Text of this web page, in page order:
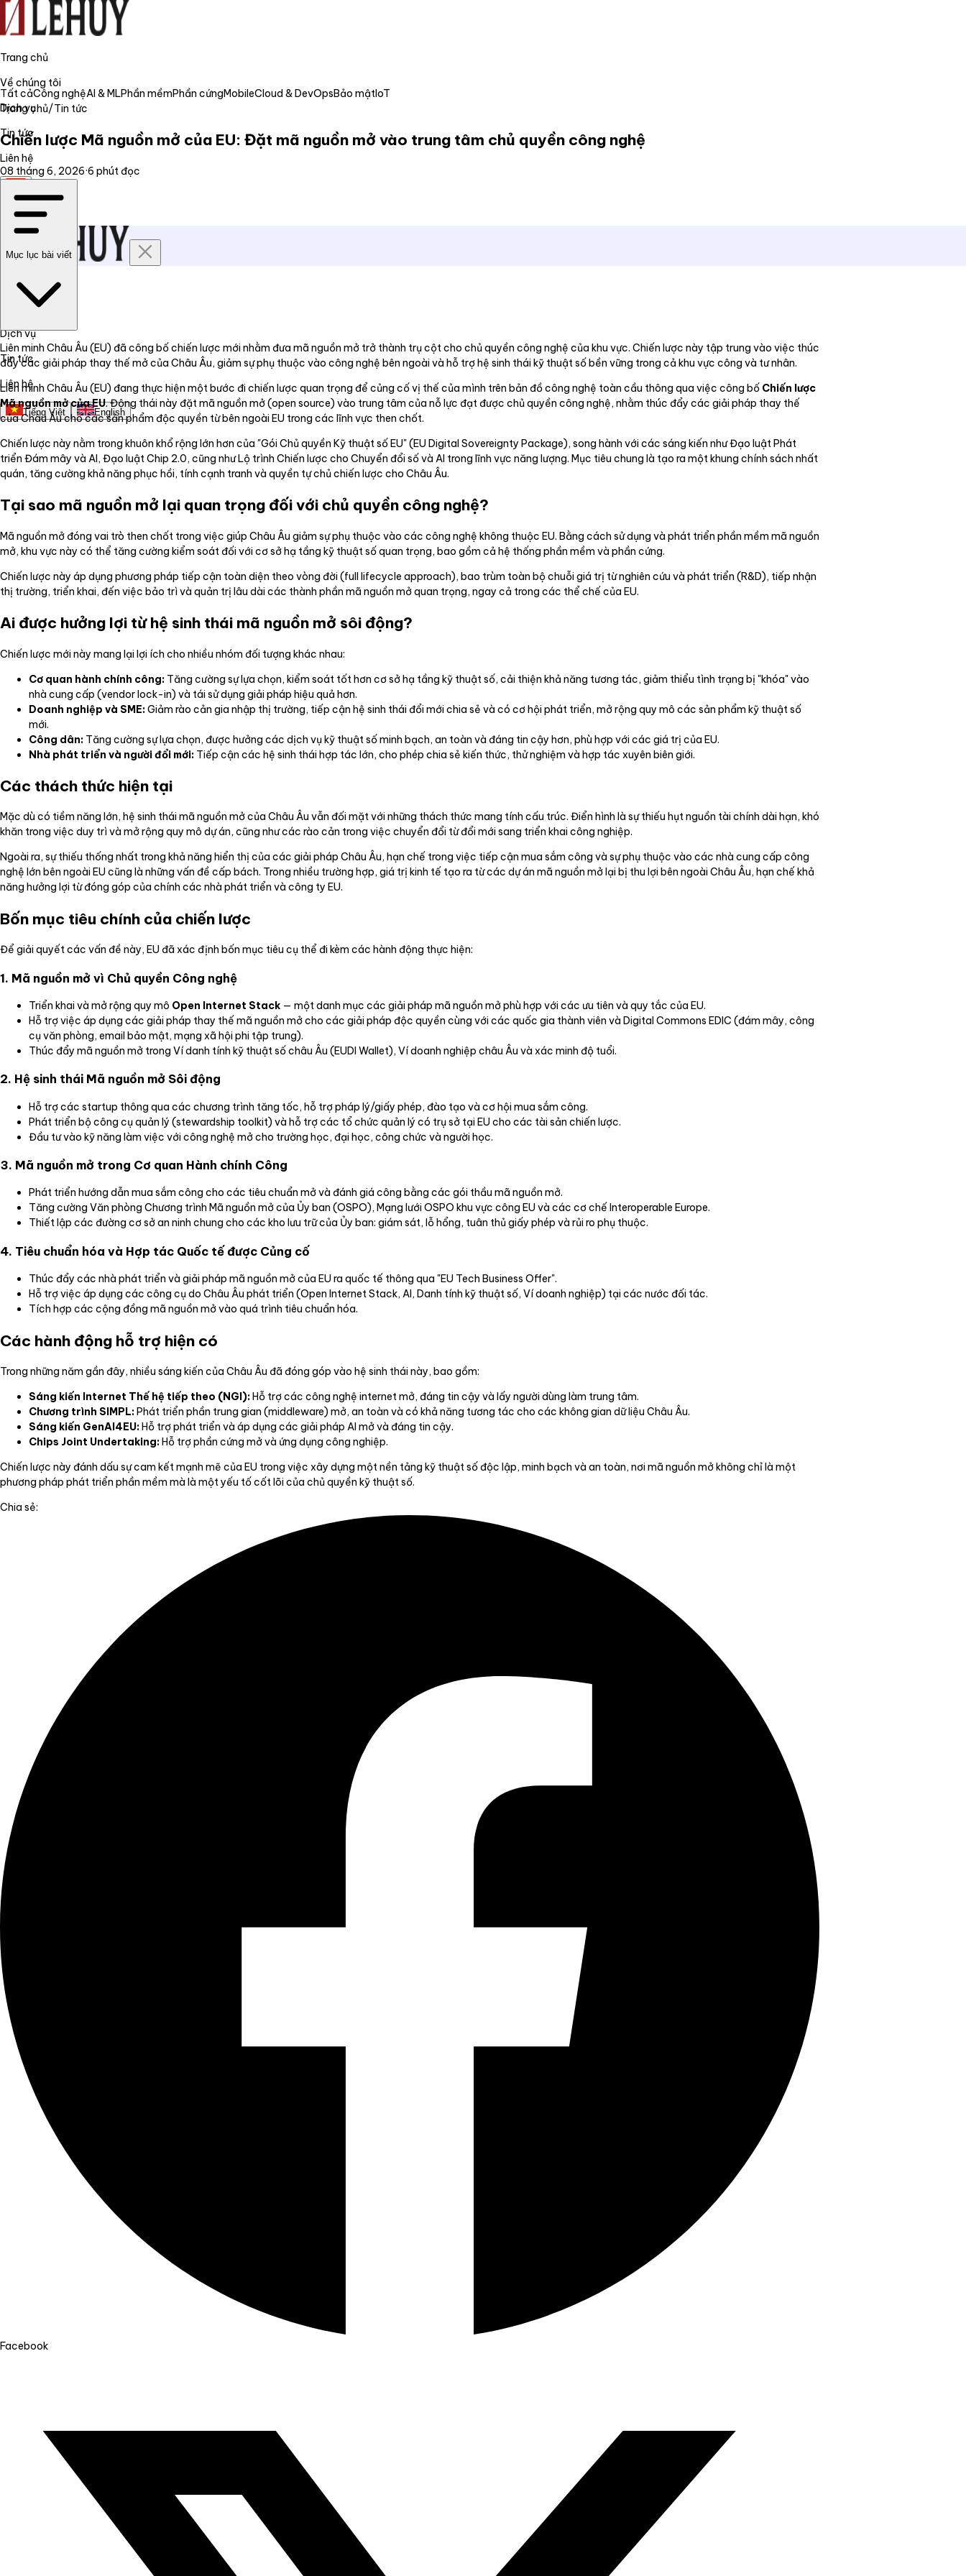
Trang chủ
Về chúng tôi
Dịch vụ
Tin tức
Liên hệ
Trang chủ
Về chúng tôi
Dịch vụ
Tin tức
Liên hệ
Tiếng Việt English
Tất cảCông nghệAI & MLPhần mềmPhần cứngMobileCloud & DevOpsBảo mậtIoT
Trang chủ/Tin tức
Chiến lược Mã nguồn mở của EU: Đặt mã nguồn mở vào trung tâm chủ quyền công nghệ
08 tháng 6, 2026·6 phút đọc
Mục lục bài viết
Liên minh Châu Âu (EU) đã công bố chiến lược mới nhằm đưa mã nguồn mở trở thành trụ cột cho chủ quyền công nghệ của khu vực. Chiến lược này tập trung vào việc thúc
đẩy các giải pháp thay thế mở của Châu Âu, giảm sự phụ thuộc vào công nghệ bên ngoài và hỗ trợ hệ sinh thái kỹ thuật số bền vững trong cả khu vực công và tư nhân.
Liên minh Châu Âu (EU) đang thực hiện một bước đi chiến lược quan trọng để củng cố vị thế của mình trên bản đồ công nghệ toàn cầu thông qua việc công bố Chiến lược
Mã nguồn mở của EU. Động thái này đặt mã nguồn mở (open source) vào trung tâm của nỗ lực đạt được chủ quyền công nghệ, nhằm thúc đẩy các giải pháp thay thế
của Châu Âu cho các sản phẩm độc quyền từ bên ngoài EU trong các lĩnh vực then chốt.
Chiến lược này nằm trong khuôn khổ rộng lớn hơn của "Gói Chủ quyền Kỹ thuật số EU" (EU Digital Sovereignty Package), song hành với các sáng kiến như Đạo luật Phát
triển Đám mây và AI, Đạo luật Chip 2.0, cũng như Lộ trình Chiến lược cho Chuyển đổi số và AI trong lĩnh vực năng lượng. Mục tiêu chung là tạo ra một khung chính sách nhất
quán, tăng cường khả năng phục hồi, tính cạnh tranh và quyền tự chủ chiến lược cho Châu Âu.
Tại sao mã nguồn mở lại quan trọng đối với chủ quyền công nghệ?
Mã nguồn mở đóng vai trò then chốt trong việc giúp Châu Âu giảm sự phụ thuộc vào các công nghệ không thuộc EU. Bằng cách sử dụng và phát triển phần mềm mã nguồn
mở, khu vực này có thể tăng cường kiểm soát đối với cơ sở hạ tầng kỹ thuật số quan trọng, bao gồm cả hệ thống phần mềm và phần cứng.
Chiến lược này áp dụng phương pháp tiếp cận toàn diện theo vòng đời (full lifecycle approach), bao trùm toàn bộ chuỗi giá trị từ nghiên cứu và phát triển (R&D), tiếp nhận
thị trường, triển khai, đến việc bảo trì và quản trị lâu dài các thành phần mã nguồn mở quan trọng, ngay cả trong các thể chế của EU.
Ai được hưởng lợi từ hệ sinh thái mã nguồn mở sôi động?
Chiến lược mới này mang lại lợi ích cho nhiều nhóm đối tượng khác nhau:
Cơ quan hành chính công: Tăng cường sự lựa chọn, kiểm soát tốt hơn cơ sở hạ tầng kỹ thuật số, cải thiện khả năng tương tác, giảm thiểu tình trạng bị "khóa" vào
nhà cung cấp (vendor lock-in) và tái sử dụng giải pháp hiệu quả hơn.
Doanh nghiệp và SME:Giảm rào cản gia nhập thị trường, tiếp cận hệ sinh thái đổi mới chia sẻ và có cơ hội phát triển, mở rộng quy mô các sản phẩm kỹ thuật số
mới.
Công dân: Tăng cường sự lựa chọn, được hưởng các dịch vụ kỹ thuật số minh bạch, an toàn và đáng tin cậy hơn, phù hợp với các giá trị của EU.
Nhà phát triển và người đổi mới: Tiếp cận các hệ sinh thái hợp tác lớn, cho phép chia sẻ kiến thức, thử nghiệm và hợp tác xuyên biên giới.
Các thách thức hiện tại
Mặc dù có tiềm năng lớn, hệ sinh thái mã nguồn mở của Châu Âu vẫn đối mặt với những thách thức mang tính cấu trúc. Điển hình là sự thiếu hụt nguồn tài chính dài hạn, khó
khăn trong việc duy trì và mở rộng quy mô dự án, cũng như các rào cản trong việc chuyển đổi từ đổi mới sang triển khai công nghiệp.
Ngoài ra, sự thiếu thống nhất trong khả năng hiển thị của các giải pháp Châu Âu, hạn chế trong việc tiếp cận mua sắm công và sự phụ thuộc vào các nhà cung cấp công
nghệ lớn bên ngoài EU cũng là những vấn đề cấp bách. Trong nhiều trường hợp, giá trị kinh tế tạo ra từ các dự án mã nguồn mở lại bị thu lợi bên ngoài Châu Âu, hạn chế khả
năng hưởng lợi từ đóng góp của chính các nhà phát triển và công ty EU.
Bốn mục tiêu chính của chiến lược
Để giải quyết các vấn đề này, EU đã xác định bốn mục tiêu cụ thể đi kèm các hành động thực hiện:
1. Mã nguồn mở vì Chủ quyền Công nghệ
Triển khai và mở rộng quy mô Open Internet Stack — một danh mục các giải pháp mã nguồn mở phù hợp với các ưu tiên và quy tắc của EU.
Hỗ trợ việc áp dụng các giải pháp thay thế mã nguồn mở cho các giải pháp độc quyền cùng với các quốc gia thành viên và Digital Commons EDIC (đám mây, công
cụ văn phòng, email bảo mật, mạng xã hội phi tập trung).
Thúc đẩy mã nguồn mở trong Ví danh tính kỹ thuật số châu Âu (EUDI Wallet), Ví doanh nghiệp châu Âu và xác minh độ tuổi.
2. Hệ sinh thái Mã nguồn mở Sôi động
Hỗ trợ các startup thông qua các chương trình tăng tốc, hỗ trợ pháp lý/giấy phép, đào tạo và cơ hội mua sắm công.
Phát triển bộ công cụ quản lý (stewardship toolkit) và hỗ trợ các tổ chức quản lý có trụ sở tại EU cho các tài sản chiến lược.
Đầu tư vào kỹ năng làm việc với công nghệ mở cho trường học, đại học, công chức và người học.
3. Mã nguồn mở trong Cơ quan Hành chính Công
Phát triển hướng dẫn mua sắm công cho các tiêu chuẩn mở và đánh giá công bằng các gói thầu mã nguồn mở.
Tăng cường Văn phòng Chương trình Mã nguồn mở của Ủy ban (OSPO), Mạng lưới OSPO khu vực công EU và các cơ chế Interoperable Europe.
Thiết lập các đường cơ sở an ninh chung cho các kho lưu trữ của Ủy ban: giám sát, lỗ hổng, tuân thủ giấy phép và rủi ro phụ thuộc.
4. Tiêu chuẩn hóa và Hợp tác Quốc tế được Củng cố
Thúc đẩy các nhà phát triển và giải pháp mã nguồn mở của EU ra quốc tế thông qua "EU Tech Business Offer".
Hỗ trợ việc áp dụng các công cụ do Châu Âu phát triển (Open Internet Stack, AI, Danh tính kỹ thuật số, Ví doanh nghiệp) tại các nước đối tác.
Tích hợp các cộng đồng mã nguồn mở vào quá trình tiêu chuẩn hóa.
Các hành động hỗ trợ hiện có
Trong những năm gần đây, nhiều sáng kiến của Châu Âu đã đóng góp vào hệ sinh thái này, bao gồm:
Sáng kiến Internet Thế hệ tiếp theo (NGI):Hỗ trợ các công nghệ internet mở, đáng tin cậy và lấy người dùng làm trung tâm.
Chương trình SIMPL:Phát triển phần trung gian (middleware) mở, an toàn và có khả năng tương tác cho các không gian dữ liệu Châu Âu.
Sáng kiến GenAI4EU:Hỗ trợ phát triển và áp dụng các giải pháp AI mở và đáng tin cậy.
Chips Joint Undertaking:Hỗ trợ phần cứng mở và ứng dụng công nghiệp.
Chiến lược này đánh dấu sự cam kết mạnh mẽ của EU trong việc xây dựng một nền tảng kỹ thuật số độc lập, minh bạch và an toàn, nơi mã nguồn mở không chỉ là một
phương pháp phát triển phần mềm mà là một yếu tố cốt lõi của chủ quyền kỹ thuật số.
Chia sẻ:
Facebook